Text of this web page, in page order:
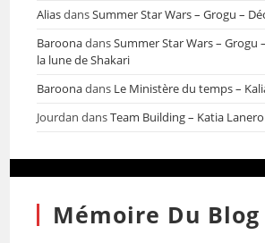
AliasdansSummer Star Wars – Grogu –
BaroonadansSummer Star Wars – Grogu
la lune de Shakari
Baroonadans Le Ministère du temps –
Jourdan dansTeam Building – Katia
Mémoire Du Blog